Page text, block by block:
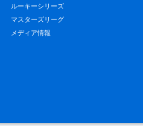
ルーキーシリーズ
マスターズリーグ
メディア情報